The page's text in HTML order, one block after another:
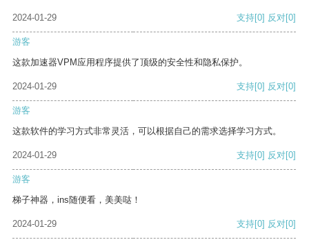
2024-01-29 支持[0] 反对[0]
游客
这款加速器VPM应用程序提供了顶级的安全性和隐私保护。
2024-01-29 支持[0] 反对[0]
游客
这款软件的学习方式非常灵活，可以根据自己的需求选择学习方式。
2024-01-29 支持[0] 反对[0]
游客
梯子神器，ins随便看，美美哒！
2024-01-29 支持[0] 反对[0]